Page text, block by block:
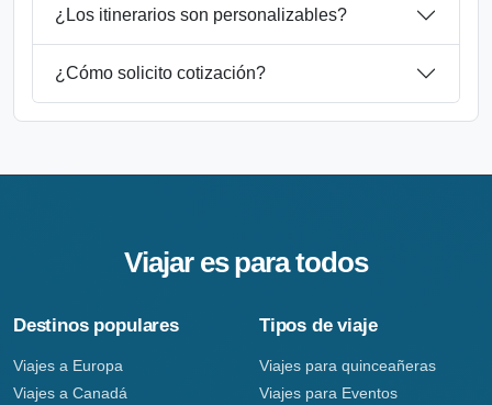
¿Los itinerarios son personalizables?
¿Cómo solicito cotización?
Viajar es para todos
Destinos populares
Viajes a Europa
Viajes a Canadá
Tipos de viaje
Viajes para quinceañeras
Viajes para Eventos